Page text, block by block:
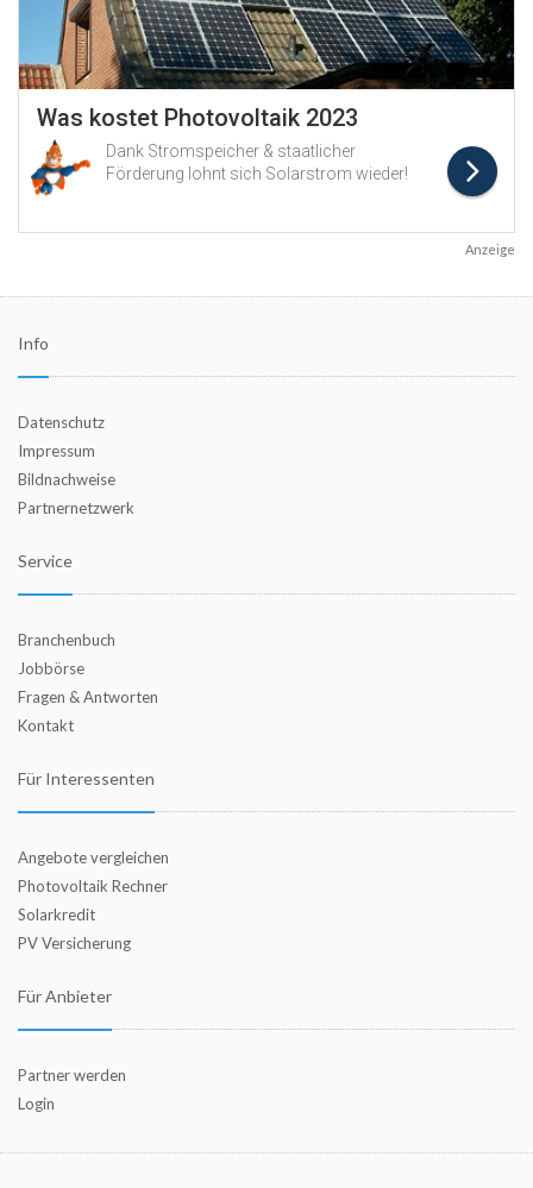
Anzeige
Info
Datenschutz
Impressum
Bildnachweise
Partnernetzwerk
Service
Branchenbuch
Jobbörse
Fragen & Antworten
Kontakt
Für Interessenten
Angebote vergleichen
Photovoltaik Rechner
Solarkredit
PV Versicherung
Für Anbieter
Partner werden
Login